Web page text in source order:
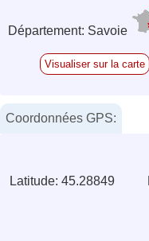
Département: Savoie
Visualiser sur la carte
Coordonnées GPS:
Latitude: 45.28849